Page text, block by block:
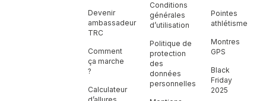
Devenir
ambassadeur
TRC
Comment
ça marche
?
Calculateur
Conditions
générales
d’utilisation
Politique de
protection
des
données
personnelles
Pointes
athlétisme
Montres
GPS
Black
Friday
2025